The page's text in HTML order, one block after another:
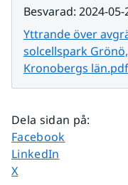
Besvarad: 2024-05-
Yttrande över
solcellspark
Kronobergs län.pdf
Dela sidan på:
Dela sidan på
Facebook
Dela sidan på
LinkedIn
Dela sidan på
X